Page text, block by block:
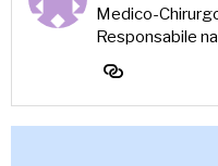
Medico-
Responsabile